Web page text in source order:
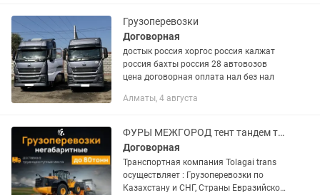
сюжетов! В...
Грузоперевозки
Договорная
достык россия хоргос россия калжат
россия бахты россия 28 автовозов
цена договорная оплата нал без нал
Алматы, 4 августа
ФУРЫ МЕЖГОРОД тент тандем трал реф платформа грузоперевозки 10 тонники
Договорная
Транспортная компания Tolagai trans
осуществляет : Грузоперевозки по
Казахстану и СНГ, Страны Евразийской